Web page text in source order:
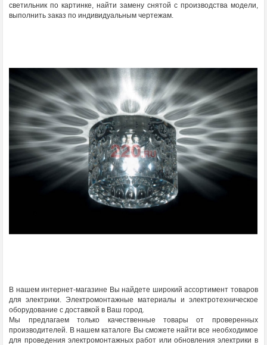
светильник по картинке, найти замену снятой с производства модели,
выполнить заказ по индивидуальным чертежам.
В нашем интернет-магазине Вы найдете широкий ассортимент товаров
для электрики. Электромонтажные материалы и электротехническое
оборудование с доставкой в Ваш город.
Мы предлагаем только качественные товары от проверенных
производителей. В нашем каталоге Вы сможете найти все необходимое
для проведения электромонтажных работ или обновления электрики в